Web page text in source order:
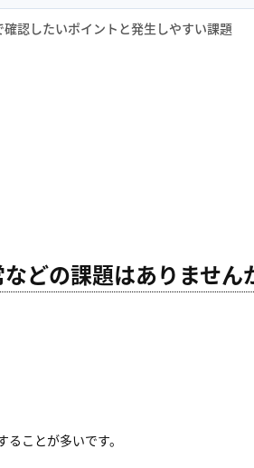
認したいポイントと発生しやすい課題
どの課題はありません
ることが多いです。